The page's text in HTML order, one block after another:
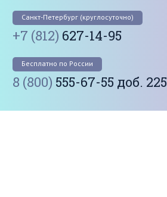
Санкт-Петербург (круглосуточно)
+7 (812) 627-14-95
Бесплатно по России
8 (800) 555-67-55 доб. 225